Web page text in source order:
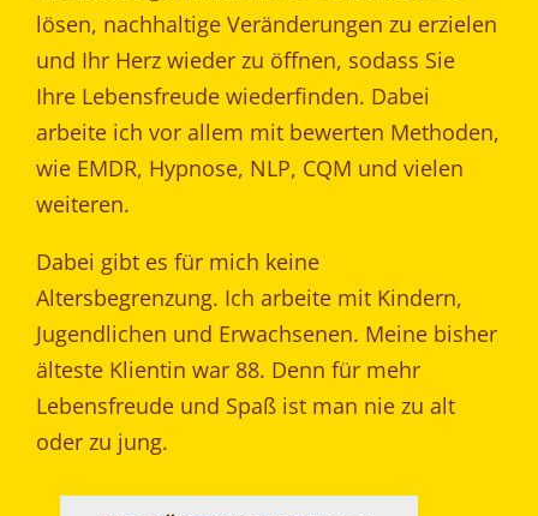
lösen, nachhaltige Veränderungen zu erzielen
und Ihr Herz wieder zu öffnen, sodass Sie
Ihre Lebensfreude wiederfinden. Dabei
arbeite ich vor allem mit bewerten Methoden,
wie EMDR, Hypnose, NLP, CQM und vielen
weiteren.
Dabei gibt es für mich keine
Altersbegrenzung. Ich arbeite mit Kindern,
Jugendlichen und Erwachsenen. Meine bisher
älteste Klientin war 88. Denn für mehr
Lebensfreude und Spaß ist man nie zu alt
oder zu jung.